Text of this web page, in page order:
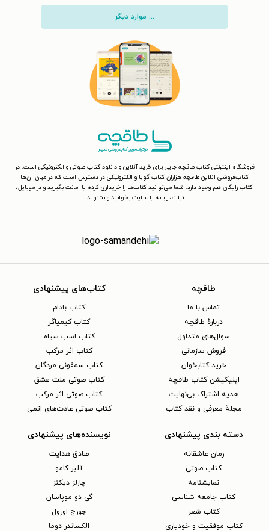
... موارد دیگر
فروشگاه اینترنتی کتاب طاقچه جایی برای خرید آنلاین و دانلود کتاب صوتی و الکترونیکی است. در
کتاب‌فروشی آنلاین طاقچه هزاران کتاب گویا و الکترونیکی در دسترس است که در میان آن‌ها
کتاب رایگان هم وجود دارد. شما می‌توانید کتاب‌ها را خریداری کرده یا امانت بگیرید و در موبایل،
تبلت، رایانه یا سایت بخوانید و بشنوید.
طاقچه
تماس با ما
دربارهٔ طاقچه
سوال‌های متداول
فروش سازمانی
خرید کتابخوان
اپلیکیشن کتاب طاقچه
هدیه اشتراک بی‌نهایت
مجلهٔ معرفی و نقد کتاب
کتاب‌های پیشنهادی
کتاب بادام
کتاب کیمیاگر
کتاب اسب سیاه
کتاب اثر مرکب
کتاب سمفونی مردگان
کتاب صوتی ملت عشق
کتاب صوتی اثر مرکب
کتاب صوتی عادت‌های اتمی
دسته بندی پیشنهادی
رمان عاشقانه
کتاب‌ صوتی
نمایشنامه
کتاب جامعه شناسی
کتاب شعر
کتاب موفقیت و خودیاری
نویسنده‌های پیشنهادی
صادق هدایت
آلبر کامو
چارلز دیکنز
گی دو موپاسان
جورج اورول
الکساندر دوما